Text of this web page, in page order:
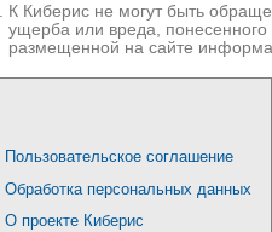
К Киберис не могут быть
ущерба или вреда, понесенного
размещенной на сайте
Пользовательское соглашение
Обработка персональных данных
О проекте Киберис